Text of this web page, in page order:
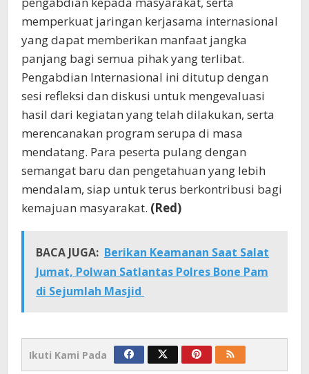
memperkuat jaringan kerjasama internasional
yang dapat memberikan manfaat jangka
panjang bagi semua pihak yang terlibat.
Pengabdian Internasional ini ditutup dengan
sesi refleksi dan diskusi untuk mengevaluasi
hasil dari kegiatan yang telah dilakukan, serta
merencanakan program serupa di masa
mendatang. Para peserta pulang dengan
semangat baru dan pengetahuan yang lebih
mendalam, siap untuk terus berkontribusi bagi
kemajuan masyarakat. (Red)
BACA JUGA: Berikan Keamanan Saat Salat
Jumat, Polwan Satlantas Polres Bone Pam
di Sejumlah Masjid
Ikuti Kami Pada